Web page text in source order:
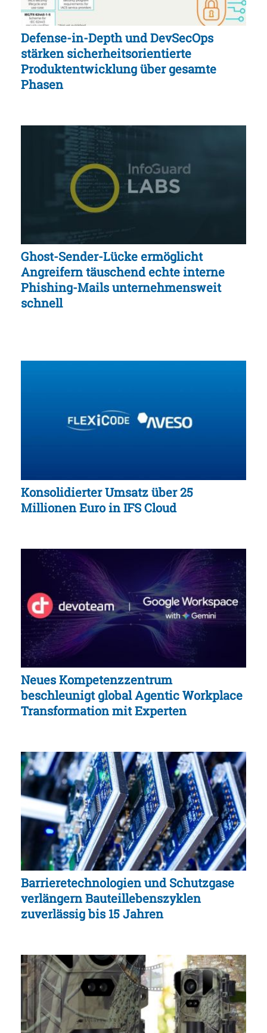
Defense-in-Depth und DevSecOps
stärken sicherheitsorientierte
Produktentwicklung über gesamte
Phasen
Ghost-Sender-Lücke ermöglicht
Angreifern täuschend echte interne
Phishing-Mails unternehmensweit
schnell
Konsolidierter Umsatz über 25
Millionen Euro in IFS Cloud
Neues Kompetenzzentrum
beschleunigt global Agentic Workplace
Transformation mit Experten
Barrieretechnologien und Schutzgase
verlängern Bauteillebenszyklen
zuverlässig bis 15 Jahren